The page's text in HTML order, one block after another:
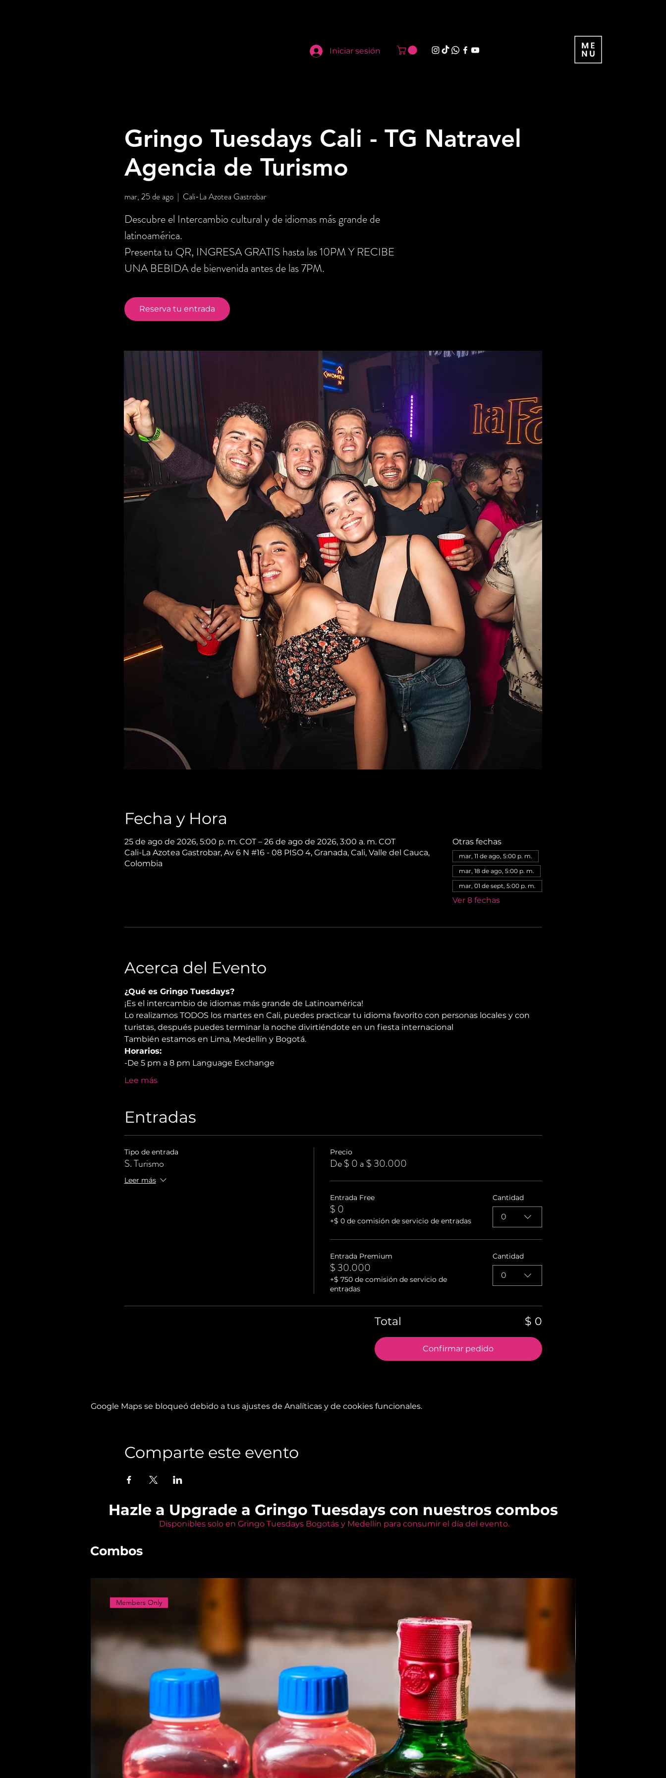
Iniciar sesión
Gringo Tuesdays Cali - TG Natravel
Agencia de Turismo
mar, 25 de ago
  |
Cali-La Azotea Gastrobar
Descubre el Intercambio cultural y de idiomas más grande de
latinoamérica.
Presenta tu QR, INGRESA GRATIS hasta las 10PM Y RECIBE
UNA BEBIDA de bienvenida antes de las 7PM.
Reserva tu entrada
Fecha y Hora
25 de ago de 2026, 5:00 p. m. COT – 26 de ago de 2026, 3:00 a. m. COT
Cali-La Azotea Gastrobar, Av 6 N #16 - 08 PISO 4, Granada, Cali, Valle del Cauca,
Colombia
Otras fechas
mar, 11 de ago, 5:00 p. m.
mar, 18 de ago, 5:00 p. m.
mar, 01 de sept, 5:00 p. m.
Ver 8 fechas
Acerca del Evento
¿Qué es Gringo Tuesdays?
¡Es el intercambio de idiomas más grande de Latinoamérica!
Lo realizamos TODOS los martes en Cali, puedes practicar tu idioma favorito con personas locales y con
turistas, después puedes terminar la noche divirtiéndote en un fiesta internacional
También estamos en Lima, Medellín y Bogotá.
Horarios:
-De 5 pm a 8 pm Language Exchange
Lee más
Entradas
Tipo de entrada
S. Turismo
Leer más
Precio
De $ 0 a $ 30.000
Entrada Free
$ 0
+$ 0 de comisión de servicio de entradas
Cantidad
0
Entrada Premium
$ 30.000
+$ 750 de comisión de servicio de
entradas
Cantidad
0
Total $ 0
Confirmar pedido
Google Maps se bloqueó debido a tus ajustes de Analíticas y de cookies funcionales.
Comparte este evento
Hazle a Upgrade a Gringo Tuesdays con nuestros combos
Disponibles solo en Gringo Tuesdays Bogotás y Medellín para consumir el día del evento.
Combos
Members Only